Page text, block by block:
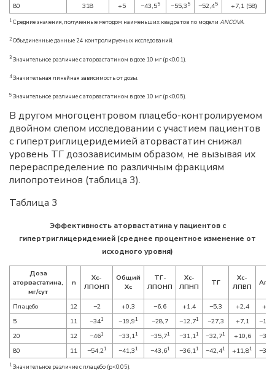
80
318 +5 −43,55 −55,35 −52,45 +7,1 (58)
1 Средние значения, полученные методом наименьших квадратов по модели ANCOVA.
2 Объединенные данные 24 контролируемых исследований.
3 Значительное различие с аторвастатином в дозе 10 мг (p<0,01).
4Значительная линейная зависимость от дозы.
5 Значительное различие с аторвастатином в дозе 10 мг (р<0,05).
В другом многоцентровом плацебо-контролируемом
двойном слепом исследовании с участием пациентов
с гипертриглицеридемией аторвастатин снижал
уровень ТГ дозозависимым образом, не вызывая их
перераспределение по различным фракциям
липопротеинов (таблица 3).
Таблица 3
Эффективность аторвастатина у пациентов с
гипертриглицеридемией (среднее процентное изменение от
исходного уровня)
Доза
аторвастатина,
мг/сут
n
Хс-
ЛПОНП
Общий
Хс
ТГ-
ЛПОНП
Хс-
ЛПНП
ТГ
Хс-
ЛПВП
Апо
Плацебо 12 −2 +0,3 −6,6 +1,4 −5,3 +2,4
+2,7
5
11 −341 −19,91 −28,7 −12,71 −27,3 +7,1
−15,4
20
12 −461 −33,11 −35,71 −31,11 −32,71 +10,6
−32,7
80
11 −54,21 −41,31 −43,61 −36,11 −42,41 +11,81 −38,7
1 Значительное различие с плацебо (p<0,05).